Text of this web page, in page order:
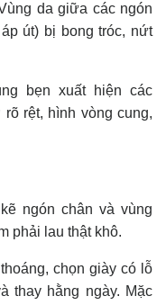
da giữa các ngón
út) bị bong tróc, nứt
bẹn xuất hiện các
rệt, hình vòng cung,
ngón chân và vùng
phải lau thật khô.
chọn giày có lỗ
thay hằng ngày. Mặc